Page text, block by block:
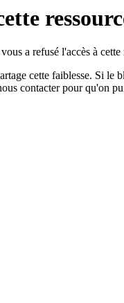
a refusé l'accès à
cette faiblesse. Si le
contacter pour qu'on